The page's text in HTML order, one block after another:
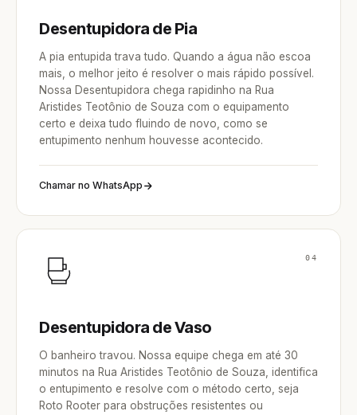
Desentupidora de Pia
A pia entupida trava tudo. Quando a água não escoa
mais, o melhor jeito é resolver o mais rápido possível.
Nossa Desentupidora chega rapidinho na Rua
Aristides Teotônio de Souza com o equipamento
certo e deixa tudo fluindo de novo, como se
entupimento nenhum houvesse acontecido.
Chamar no WhatsApp
04
Desentupidora de Vaso
O banheiro travou. Nossa equipe chega em até 30
minutos na Rua Aristides Teotônio de Souza, identifica
o entupimento e resolve com o método certo, seja
Roto Rooter para obstruções resistentes ou